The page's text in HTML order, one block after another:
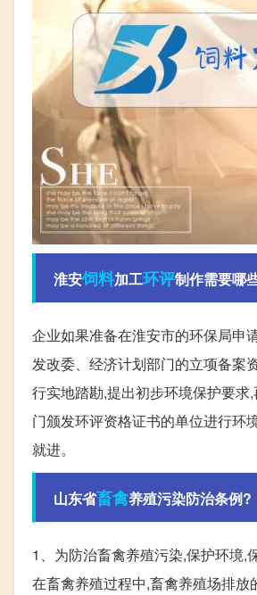
淮安饲料加工环评制作需要哪
企业如果准备在淮安市的环保局申
发改委、经济计划部门的立项备案
行实地踏勘,提出初步环境保护要
门颁发环评资格证书的单位进行环
就进。
山东省畜禽养殖污染防治条例?
1、为防治畜禽养殖污染,保护环境,
在畜禽养殖过程中,畜禽养殖场排